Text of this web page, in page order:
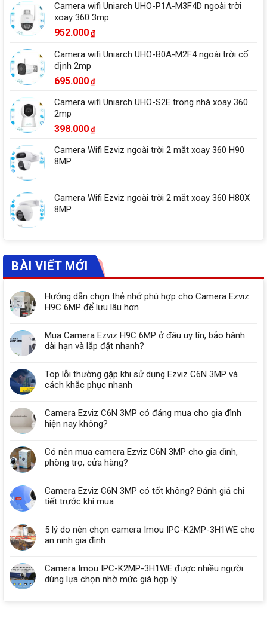
Camera wifi Uniarch UHO-P1A-M3F4D ngoài trời
xoay 360 3mp
952.000 ₫
Camera wifi Uniarch UHO-B0A-M2F4 ngoài trời cố
định 2mp
695.000 ₫
Camera wifi Uniarch UHO-S2E trong nhà xoay 360
2mp
398.000 ₫
Camera Wifi Ezviz ngoài trời 2 mắt xoay 360 H90
8MP
Camera Wifi Ezviz ngoài trời 2 mắt xoay 360 H80X
8MP
BÀI VIẾT MỚI
Hướng dẫn chọn thẻ nhớ phù hợp cho Camera Ezviz
H9C 6MP để lưu lâu hơn
Mua Camera Ezviz H9C 6MP ở đâu uy tín, bảo hành
dài hạn và lắp đặt nhanh?
Top lỗi thường gặp khi sử dụng Ezviz C6N 3MP và
cách khắc phục nhanh
Camera Ezviz C6N 3MP có đáng mua cho gia đình
hiện nay không?
Có nên mua camera Ezviz C6N 3MP cho gia đình,
phòng trọ, cửa hàng?
Camera Ezviz C6N 3MP có tốt không? Đánh giá chi
tiết trước khi mua
5 lý do nên chọn camera Imou IPC-K2MP-3H1WE cho
an ninh gia đình
Camera Imou IPC-K2MP-3H1WE được nhiều người
dùng lựa chọn nhờ mức giá hợp lý